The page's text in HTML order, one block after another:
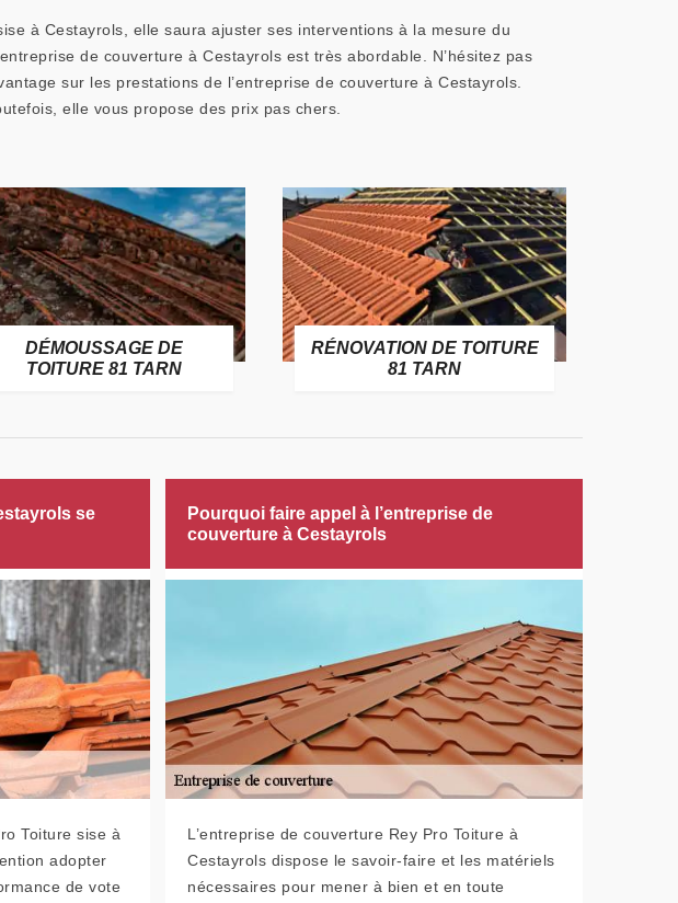
à Cestayrols, elle saura ajuster ses interventions à la mesure du
de couverture à Cestayrols est très abordable. N’hésitez pas
sur les prestations de l’entreprise de couverture à Cestayrols.
elle vous propose des prix pas chers.
DÉMOUSSAGE DE
TOITURE 81 TARN
RÉNOVATION DE TOITURE
81 TARN
se
Toiture sise à
adopter
de vote
Pourquoi faire appel à l’entreprise de
couverture à Cestayrols
L’entreprise de couverture Rey Pro Toiture à
Cestayrols dispose le savoir-faire et les matériels
nécessaires pour mener à bien et en toute